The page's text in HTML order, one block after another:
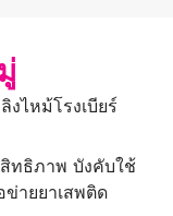
งไหม้โรงเบียร์
สิทธิภาพ บังคับใช้
ายยาเสพติด